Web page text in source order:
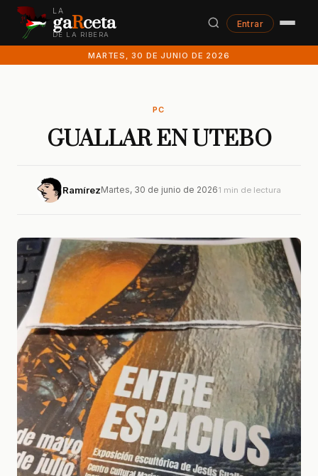
LA
gaRceta
DE LA RIBERA
Entrar
MARTES, 30 DE JUNIO DE 2026
PC
GUALLAR EN UTEBO
RamírezMartes, 30 de junio de 20261 min de lectura